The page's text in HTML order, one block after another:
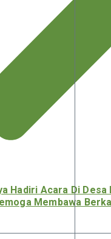
Hadiri Acara Di
Membawa